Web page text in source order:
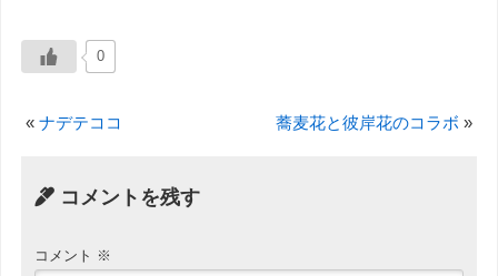
0
« ナデテココ 蕎麦花と彼岸花のコラボ »
コメントを残す
コメント ※